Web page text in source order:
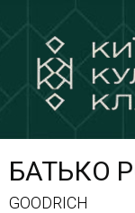
БАТЬКО
GOODRICH